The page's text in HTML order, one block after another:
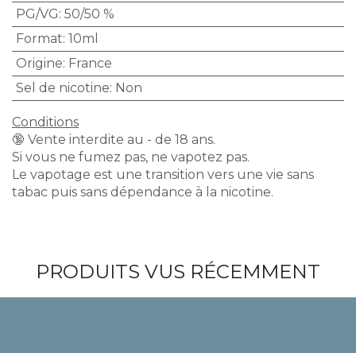
PG/VG: 50/50 %
Format: 10ml
Origine: France
Sel de nicotine: Non
Conditions
🔞 Vente interdite au - de 18 ans.
Si vous ne fumez pas, ne vapotez pas.
Le vapotage est une transition vers une vie sans
tabac puis sans dépendance à la nicotine.
PRODUITS VUS RÉCEMMENT